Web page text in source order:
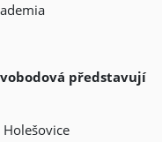
představují